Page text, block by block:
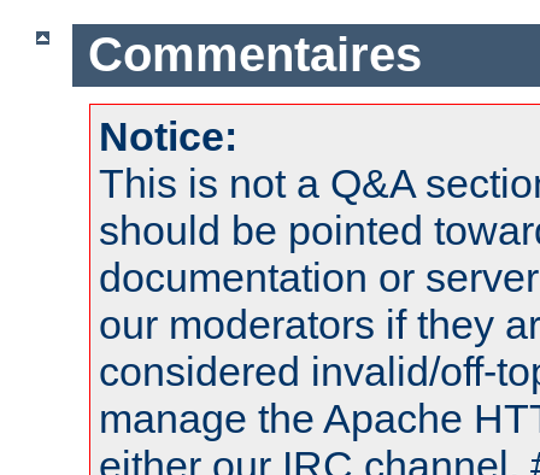
Commentaires
Notice:
This is not a Q&A
should be pointed
documentation or
our moderators if they
considered invalid/off-
manage the Apache
either our IRC channel,